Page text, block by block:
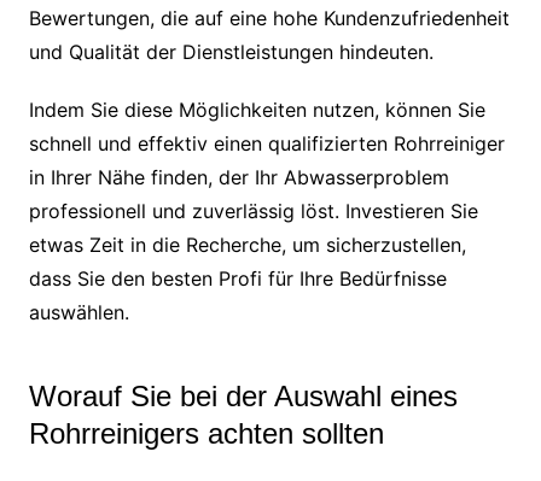
Bewertungen, die auf eine hohe Kundenzufriedenheit
und Qualität der Dienstleistungen hindeuten.
Indem Sie diese Möglichkeiten nutzen, können Sie
schnell und effektiv einen qualifizierten Rohrreiniger
in Ihrer Nähe finden, der Ihr Abwasserproblem
professionell und zuverlässig löst. Investieren Sie
etwas Zeit in die Recherche, um sicherzustellen,
dass Sie den besten Profi für Ihre Bedürfnisse
auswählen.
Worauf Sie bei der Auswahl eines
Rohrreinigers achten sollten